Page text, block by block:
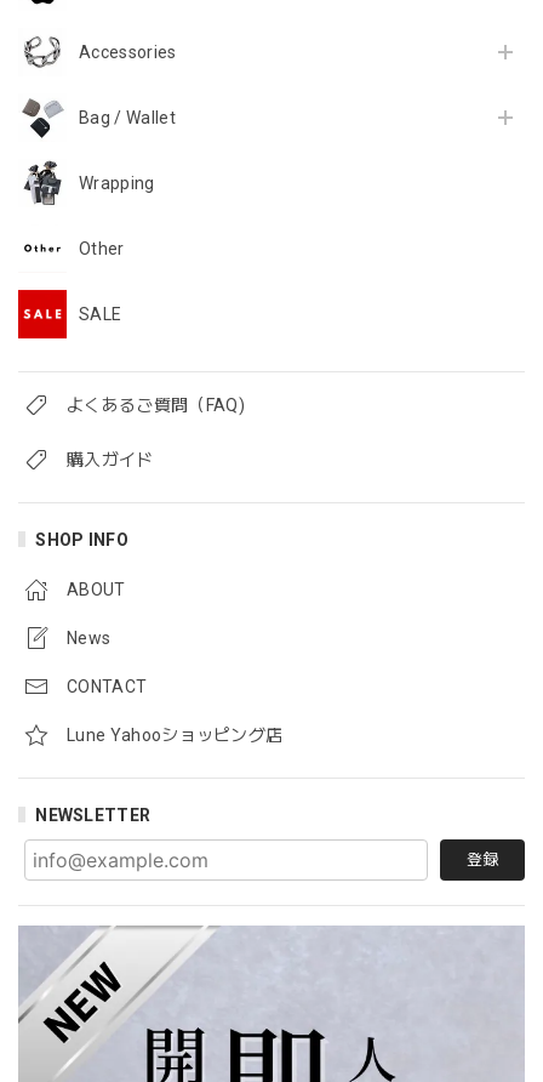
Accessories
Bag / Wallet
Wrapping
Other
SALE
よくあるご質問（FAQ)
購入ガイド
SHOP INFO
ABOUT
News
CONTACT
Lune Yahooショッピング店
NEWSLETTER
登録